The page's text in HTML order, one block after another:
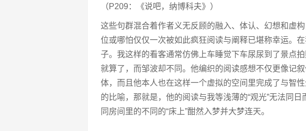
（P209：《说吧，纳博科夫》）
这些句群混合着作者义无反顾的融入、体认、幻想和虚
位或哪怕仅仅一次被如此疯狂阅读与阐释已堪称幸运。
子。我这样的看客通常仿佛上车睡觉下车尿尿到了景点
就算了，而邹波却不同。他编织的阅读感想不仅更像记
体，而且他本人也在这样一个虚拟的空间里完成了与智
的比喻，那就是，他的阅读与我等浅薄的“观光”无法同
同房间里的不同的“床上”酣然入梦并大梦连天。